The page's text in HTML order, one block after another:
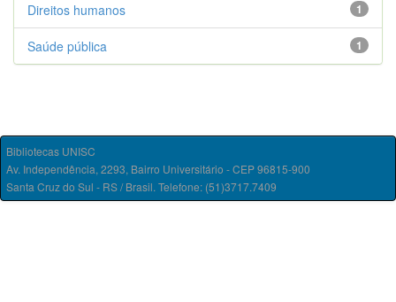
1
Direitos humanos
1
Saúde pública
Bibliotecas UNISC
Av. Independência, 2293, Bairro Universitário - CEP 96815-900
Santa Cruz do Sul - RS / Brasil. Telefone: (51)3717.7409